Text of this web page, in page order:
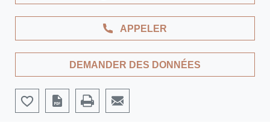
APPELER
DEMANDER DES DONNÉES